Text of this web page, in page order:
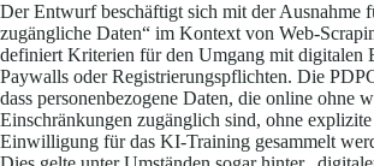
Der Entwurf beschäftigt sich mit der Ausnahme
zugängliche Daten“ im Kontext von Web-
definiert Kriterien für den Umgang mit digitalen
Paywalls oder Registrierungspflichten. Die
dass personenbezogene Daten, die online ohne
Einschränkungen zugänglich sind, ohne explizite
Einwilligung für das KI-Training gesammelt